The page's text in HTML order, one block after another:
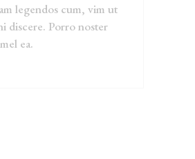
legendos cum, vim ut
discere. Porro noster
ea.